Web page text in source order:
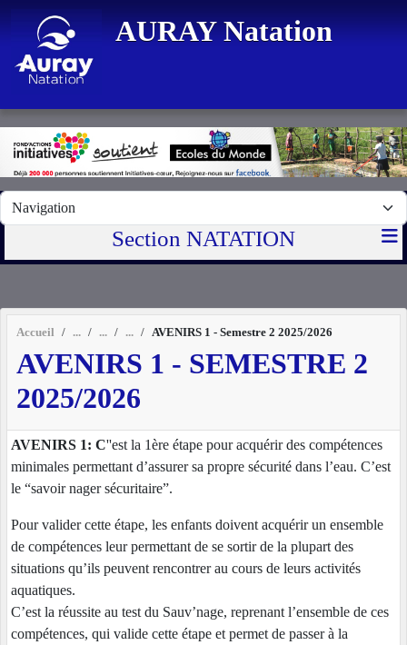
AURAY Natation
Section NATATION
Accueil AVENIRS 1 - Semestre 2 2025/2026
AVENIRS 1 - SEMESTRE 2
2025/2026
AVENIRS 1: C''est la 1ère étape pour acquérir des compétences
minimales permettant d’assurer sa propre sécurité dans l’eau. C’est
le “savoir nager sécuritaire”.
Pour valider cette étape, les enfants doivent acquérir un ensemble
de compétences leur permettant de se sortir de la plupart des
situations qu’ils peuvent rencontrer au cours de leurs activités
aquatiques.
C’est la réussite au test du Sauv’nage, reprenant l’ensemble de ces
compétences, qui valide cette étape et permet de passer à la
Panneau de gestion des cookies